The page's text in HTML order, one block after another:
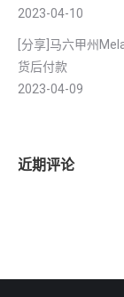
2023-04-10
[分享]马六甲州
货后付款
2023-04-09
近期评论